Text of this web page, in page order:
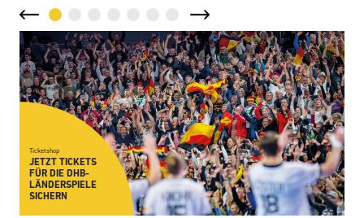
Ticketshop
JETZT TICKETS
FÜR DIE DHB-
LÄNDERSPIELE
SICHERN